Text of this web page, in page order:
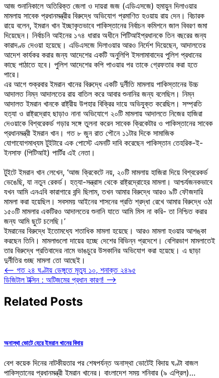
আজ শুনানিকালে অতিরিক্ত জেলা ও দায়রা জজ (এডিএসজে) হুমায়ুন দিলাওয়ার
মামলায় সাবেক প্রধানমন্ত্রীর বিরুদ্ধে অভিযোগ প্রমাণিত হওয়ায় রায় দেন। বিচারক
রায়ে বলেন, ইমরান খান ইচ্ছাকৃতভাবে পাকিস্তানের নির্বাচন কমিশনে জাল বিবরণ জমা
দিয়েছেন। নির্বাচনি আইনের ১৭৪ ধারার অধীনে পিটিআইপ্রধানকে তিন বছরের জন্য
কারাদণ্ড দেওয়া হয়েছে। এডিএসজে দিলাওয়ার আরও নির্দেশ দিয়েছেন, আদালতের
আদেশ কার্যকর করার জন্য আদেশের একটি অনুলিপি ইসলামাবাদের পুলিশ প্রধানের
কাছে পাঠাতে হবে। পুলিশ আদেশের কপি পাওয়ার পর তাকে গ্রেফতার করা হতে
পারে।
এর আগে শুক্রবার ইমরান খানের বিরুদ্ধে একটি দুর্নীতি মামলায় পাকিস্তানের উচ্চ
আদালত নিম্ন আদালতের রায় বাতিল করে আবার শুনানির জন্য বলেছিল। নিম্ন
আদালত ইমরান খানকে রাষ্ট্রীয় উপহার বিক্রির দায়ে অভিযুক্ত করেছিল। সম্প্রতি
হত্যা ও রাষ্ট্রদ্রোহ ছাড়াও নানা অভিযোগে ২০টি মামলায় আদালতে নিজের হাজিরা
দেওয়াকে বিশ্বরেকর্ড গড়ার সঙ্গে তুলনা করেন সাবেক ক্রিকেটার ও পাকিস্তানের সাবেক
প্রধানমন্ত্রী ইমরান খান। গত ৮ জুন রাত পৌনে ১১টার দিকে সামাজিক
যোগাযোগমাধ্যম টুইটারে এক পোস্টে এমনটি দাবি করেছেন পাকিস্তান তেহরিক-ই-
ইনসাফ (পিটিআই) পার্টির এই নেতা।
টুইটে ইমরান খান লেখেন, ‘আজ ক্রিকেটে নয়, ২০টি মামলায় হাজিরা দিয়ে বিশ্বরেকর্ড
ভেঙেছি, যা নতুন রেকর্ড। হত্যা-সন্ত্রাস থেকে রাষ্ট্রদ্রোহের মামলা। আশ্চর্যজনকভাবে
যখন আমি এনএবি কারাগারে বন্দি ছিলাম, তখন আমার বিরুদ্ধে আরও ৯টি ফৌজদারি
মামলা করা হয়েছিল। সবসময় আইনের শাসনের প্রতি শ্রদ্ধা রেখে আমার বিরুদ্ধে ওঠা
১৫০টি মামলার একটিরও আদালতের শুনানি যাতে আমি মিস না করি- তা নিশ্চিত করার
জন্য আমি ছুটে চলেছি।’
ইমরানের বিরুদ্ধে ইতোমধ্যে শতাধিক মামলা হয়েছে। আরও মামলা হওয়ার আশঙ্কা
করছেন তিনি। মামলাগুলো দায়ের হচ্ছে দেশের বিভিন্ন প্রদেশে। বেশিরভাগ মামলাতেই
তার বিরুদ্ধে প্রতিবাদের নামে ভাঙচুরে উসকানির অভিযোগ করা হয়েছে। এ ছাড়া
দুর্নীতির গুচ্ছ মামলা তো আছেই।
Post
navigation
⟵ গত ২৪ ঘণ্টায় ডেঙ্গুতে মৃত্যু ১০, শনাক্ত ২৪৯৫
ডিজিটাল টক্সিন : অটিজমের প্রধান কারণ! ⟶
Related Posts
অনাস্থা ভোটে হেরে ইমরান খানের বিদায়
বেশ কয়েক দিনের নাটকীয়তার পর শেষপর্যন্ত অনাস্থা ভোটেই বিদায় ঘণ্টা বাজল
পাকিস্তানের প্রধানমন্ত্রী ইমরান খানের। বাংলাদেশ সময় শনিবার (৯ এপ্রিল)…